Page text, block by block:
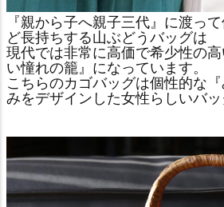
『親から子へ親子三代』に渡っ
ど長持ちする山ぶどうバッグは
現代では非常に高価で希少性の
い憧れの籠』になっています。
こちらのカゴバッグは個性的な
みをデザインした女性らしいバッ